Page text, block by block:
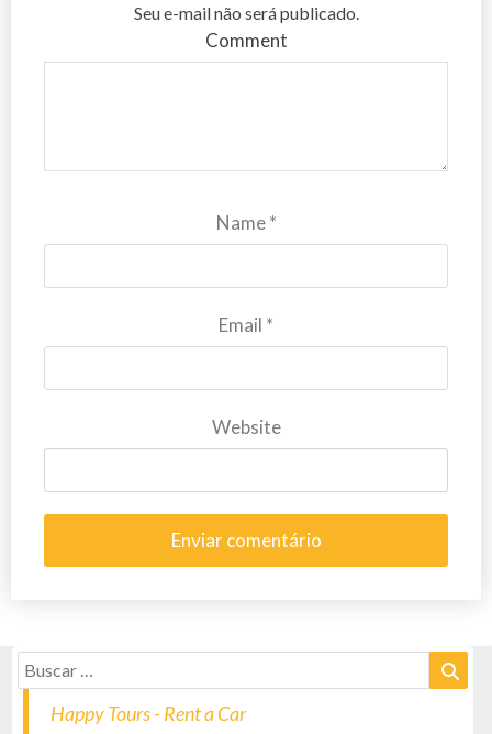
Seu e-mail não será publicado.
Comment
Name*
Email *
Website
Happy Tours - Rent a Car